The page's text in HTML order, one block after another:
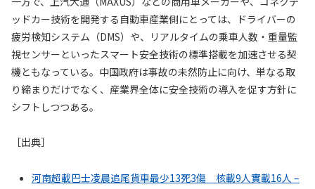
ッドカー技術を開発する自動車産業側にとっては、ドライバーの
疲労検知システム（DMS）や、リアルタイムの乗車人数・重量監
視センサーといったスマート安全技術の標準搭載を加速させる契
機ともなっている。中国政府は事故の未然防止に向け、単なる取
り締まりだけでなく、産業界全体に安全技術の導入を促す方針に
シフトしつつある。
［出典］
河南超載巴士凌晨追尾貨車最少13死3傷 核載9人實載16人 –